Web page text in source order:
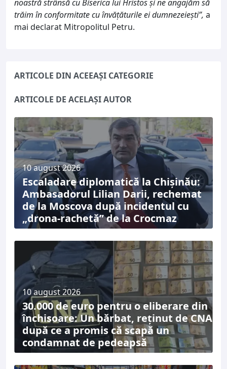
noastră strânsă cu Biserica lui Hristos și ne angajăm să
trăim în conformitate cu învățăturile ei dumnezeiești”, a
mai declarat Mitropolitul Petru.
ARTICOLE DIN ACEEAȘI CATEGORIE
ARTICOLE DE ACELAȘI AUTOR
10 august 2026
Escaladare diplomatică la Chișinău:
Ambasadorul Lilian Darii, rechemat
de la Moscova după incidentul cu
„drona-rachetă” de la Crocmaz
10 august 2026
30.000 de euro pentru o eliberare din
închisoare: Un bărbat, reținut de CNA
după ce a promis că scapă un
condamnat de pedeapsă